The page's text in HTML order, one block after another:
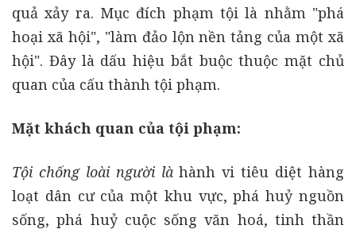
quả xảy ra. Mục đích phạm tội là nhằm "phá
hoại xã hội", "làm đảo lộn nền tảng của một xã
hội". Đây là dấu hiệu bắt buộc thuộc mặt chủ
quan của cấu thành tội phạm.
Mặt khách quan của tội phạm:
Tội chống loài người làhành vi tiêu diệt hàng
loạt dân cư của một khu vực, phá huỷ nguồn
sống, phá huỷ cuộc sống văn hoá, tinh thần